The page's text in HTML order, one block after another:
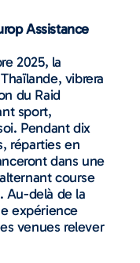
Assistance
2025, la
vibrera
du Raid
sport,
Pendant dix
réparties en
dans une
course
Au-delà de la
expérience
venues relever